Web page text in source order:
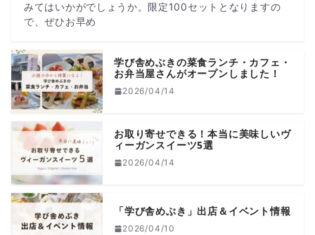
みてはいかがでしょうか。限定100セットとなりますの
で、ぜひお早め
学び舎めぶきの菜食ランチ・カフェ・
お弁当屋さんがオープンしました！
2026/04/14
お取り寄せできる！本当に美味しいヴ
ィーガンスイーツ5選
2026/04/14
「学び舎めぶき」出店＆イベント情報
2026/04/10